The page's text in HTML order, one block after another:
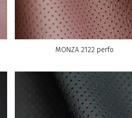
MONZA 2122 perfo